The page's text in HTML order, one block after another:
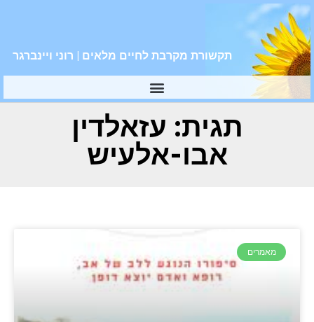
תקשורת מקרבת לחיים מלאים | רוני ויינברגר
תגית: עזאלדין
אבו-אלעיש
מאמרים